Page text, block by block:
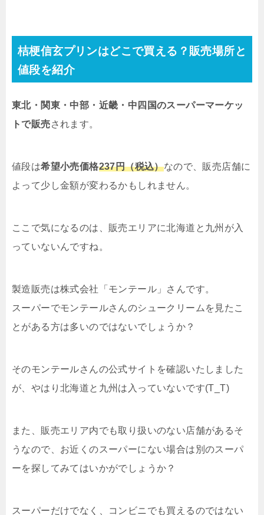
桔梗信玄プリンはどこで買える？販売場所と
値段を紹介
東北・関東・中部・近畿・中四国のスーパーマーケッ
トで販売されます。
値段は希望小売価格237円（税込）なので、販売店舗に
よって少し金額が変わるかもしれません。
ここで気になるのは、販売エリアに北海道と九州が入
っていないんですね。
製造販売は株式会社「モンテール」さんです。
スーパーでモンテールさんのシュークリームを見たこ
とがある方は多いのではないでしょうか？
そのモンテールさんの公式サイトを確認いたしました
が、やはり北海道と九州は入っていないです(T_T)
また、販売エリア内でも取り扱いのない店舗があるそ
うなので、お近くのスーパーにない場合は別のスーパ
ーを探してみてはいかがでしょうか？
スーパーだけでなく、コンビニでも買えるのではない